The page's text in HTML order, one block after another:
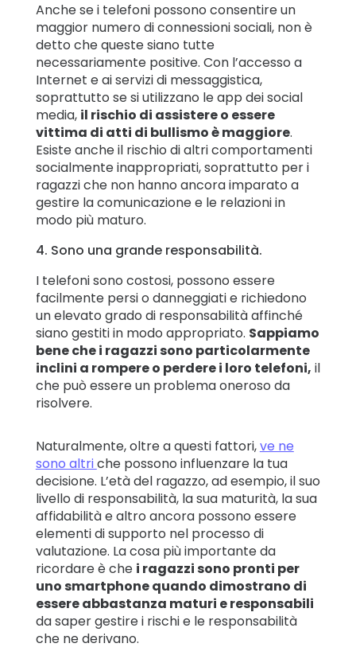
Anche se i telefoni possono consentire un
maggior numero di connessioni sociali, non è
detto che queste siano tutte
necessariamente positive. Con l’accesso a
Internet e ai servizi di messaggistica,
soprattutto se si utilizzano le app dei social
media, il rischio di assistere o essere
vittima di atti di bullismo è maggiore.
Esiste anche il rischio di altri comportamenti
socialmente inappropriati, soprattutto per i
ragazzi che non hanno ancora imparato a
gestire la comunicazione e le relazioni in
modo più maturo.
4. Sono una grande responsabilità.
I telefoni sono costosi, possono essere
facilmente persi o danneggiati e richiedono
un elevato grado di responsabilità affinché
siano gestiti in modo appropriato. Sappiamo
bene che i ragazzi sono particolarmente
inclini a rompere o perdere i loro telefoni, il
che può essere un problema oneroso da
risolvere.
Naturalmente, oltre a questi fattori,ve ne
sono altriche possono influenzare la tua
decisione. L’età del ragazzo, ad esempio, il suo
livello di responsabilità, la sua maturità, la sua
affidabilità e altro ancora possono essere
elementi di supporto nel processo di
valutazione. La cosa più importante da
ricordare è che i ragazzi sono pronti per
uno smartphone quando dimostrano di
essere abbastanza maturi e responsabili
da saper gestire i rischi e le responsabilità
che ne derivano.